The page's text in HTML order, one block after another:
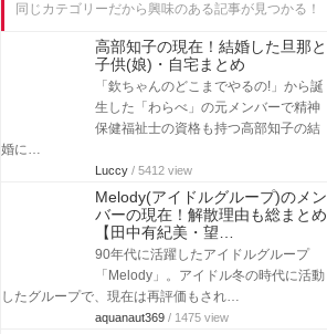
同じカテゴリーだから興味のある記事が見つかる！
高部知子の現在！結婚した旦那と
子供(娘)・自宅まとめ
「欽ちゃんのどこまでやるの!」から誕
生した「わらべ」の元メンバーで精神
保健福祉士の資格も持つ高部知子の結
婚に…
Luccy / 5412 view
Melody(アイドルグループ)のメン
バーの現在！解散理由も総まとめ
【田中有紀美・望…
90年代に活躍したアイドルグループ
「Melody」。アイドル冬の時代に活動
したグループで、現在は再評価もされ…
aquanaut369 / 1475 view